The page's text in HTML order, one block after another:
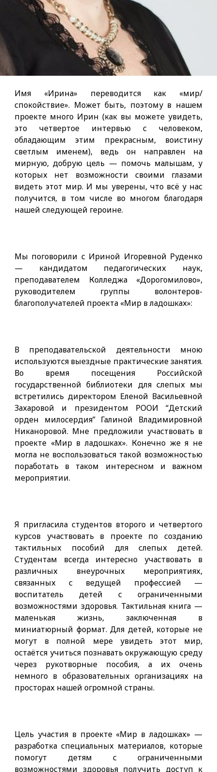
Имя «Ирина» переводится как «мир/
спокойствие». Может быть, поэтому в нашем
проекте много Ирин (как вы можете увидеть,
это четвертое интервью с человеком,
обладающим этим прекрасным, воистину
светлым именем), ведь он направлен на
мирную, добрую цель — помочь малышам, у
которых нет возможности своими глазами
видеть этот мир. И мы уверены, что всё у нас
получится, в том числе во многом благодаря
нашей следующей героине.
Мы поговорили с Ириной Игоревной Руденко
— кандидатом педагогических наук,
преподавателем Колледжа «Дорогомилово»,
руководителем группы волонтеров-
благополучателей проекта «Мир в ладошках»:
В преподавательской деятельности мною
используются выездные практические занятия.
Во время посещения Российской
государственной библиотеки для слепых мы
встретились директором Еленой Васильевной
Захаровой и президентом РООИ “Детский
орден милосердия” Галиной Владимировной
Никаноровой. Мне предложили участвовать в
проекте «Мир в ладошках». Конечно же я не
могла не воспользоваться такой возможностью
поработать в таком интересном и важном
мероприятии.
Я пригласила студентов второго и четвертого
курсов участвовать в проекте по созданию
тактильных пособий для слепых детей.
Студентам всегда интересно участвовать в
различных внеурочных мероприятиях,
связанных с ведущей профессией —
воспитатель детей с ограниченными
возможностями здоровья. Тактильная книга —
маленькая жизнь, заключенная в
миниатюрный формат. Для детей, которые не
могут в полной мере увидеть этот мир,
остаётся учиться познавать окружающую среду
через рукотворные пособия, а их очень
немного в образовательных организациях на
просторах нашей огромной страны.
Цель участия в проекте «Мир в ладошках» —
разработка специальных материалов, которые
помогут детям с ограниченными
возможностями здоровья получить доступ к